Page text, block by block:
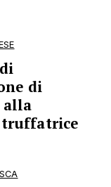
di
alla